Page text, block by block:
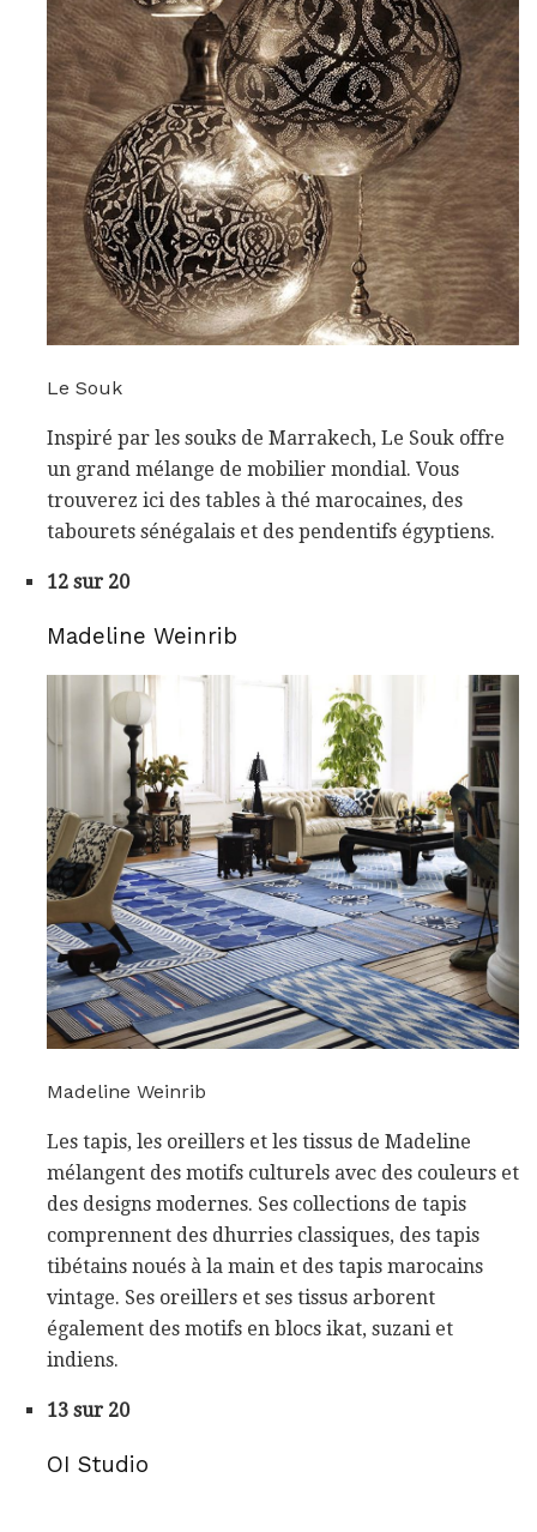
Le Souk
Inspiré par les souks de Marrakech, Le Souk offre
un grand mélange de mobilier mondial. Vous
trouverez ici des tables à thé marocaines, des
tabourets sénégalais et des pendentifs égyptiens.
12 sur 20
Madeline Weinrib
Madeline Weinrib
Les tapis, les oreillers et les tissus de Madeline
mélangent des motifs culturels avec des couleurs et
des designs modernes. Ses collections de tapis
comprennent des dhurries classiques, des tapis
tibétains noués à la main et des tapis marocains
vintage. Ses oreillers et ses tissus arborent
également des motifs en blocs ikat, suzani et
indiens.
13 sur 20
OI Studio